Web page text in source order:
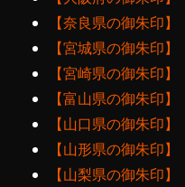
【奈良県の御朱印】
【宮城県の御朱印】
【宮崎県の御朱印】
【富山県の御朱印】
【山口県の御朱印】
【山形県の御朱印】
【山梨県の御朱印】